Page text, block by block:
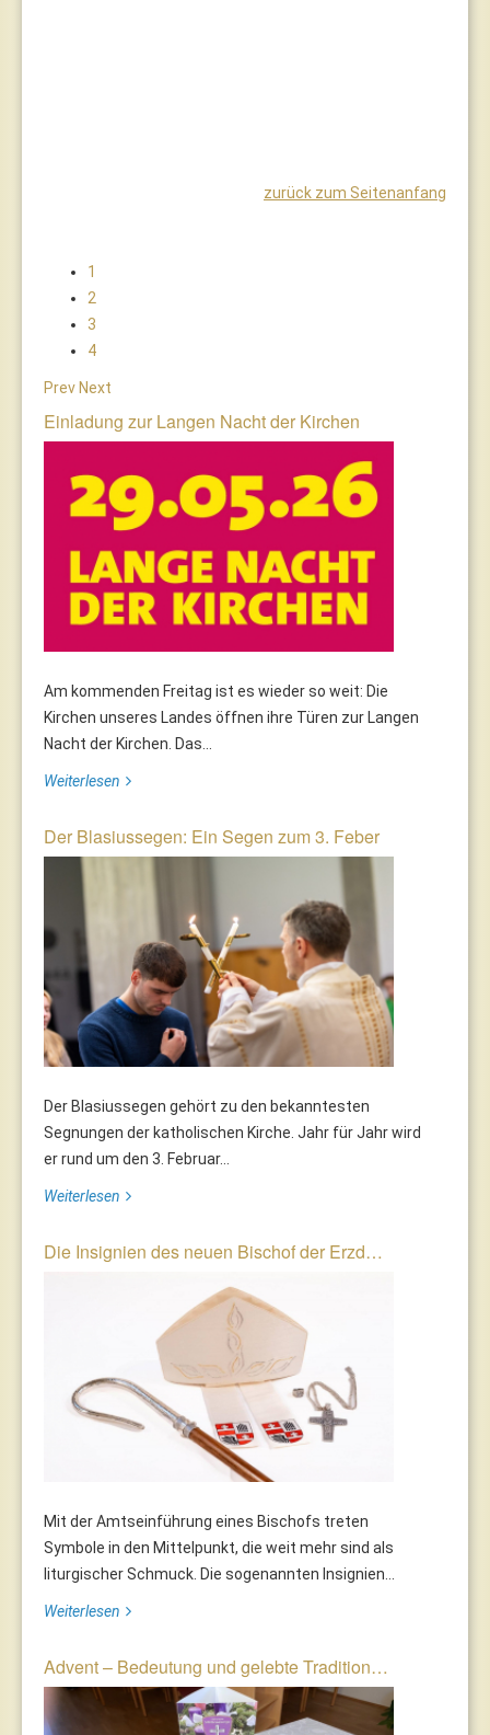
zurück zum Seitenanfang
1
2
3
4
PrevNext
Einladung zur Langen Nacht der Kirchen
Am kommenden Freitag ist es wieder so weit: Die
Kirchen unseres Landes öffnen ihre Türen zur Langen
Nacht der Kirchen. Das...
Weiterlesen
Der Blasiussegen: Ein Segen zum 3. Feber
Der Blasiussegen gehört zu den bekanntesten
Segnungen der katholischen Kirche. Jahr für Jahr wird
er rund um den 3. Februar...
Weiterlesen
Die Insignien des neuen Bischof der Erzd…
Mit der Amtseinführung eines Bischofs treten
Symbole in den Mittelpunkt, die weit mehr sind als
liturgischer Schmuck. Die sogenannten Insignien...
Weiterlesen
Advent – Bedeutung und gelebte Tradition…